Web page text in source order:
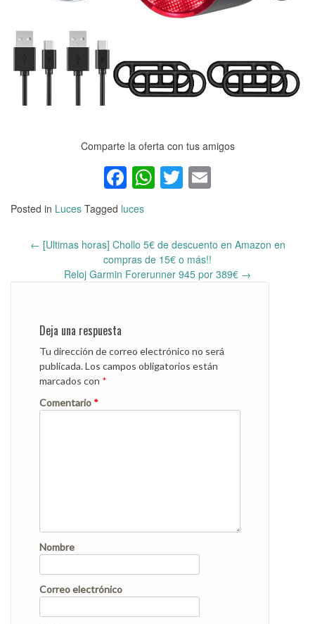
Comparte la oferta con tus amigos
Facebook
WhatsApp
Twitter
Posted in Luces Tagged luces
navigation
← [Ultimas horas] Chollo 5€ de descuento en Amazon en
compras de 15€ o más!!
Reloj Garmin Forerunner 945 por 389€ →
Deja una respuesta
Tu dirección de correo electrónico no será
publicada.Los campos obligatorios están
marcados con *
Comentario *
Nombre
Correo electrónico